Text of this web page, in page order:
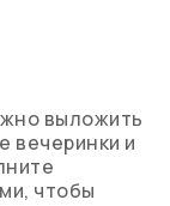
выложить
вечеринки и
чтобы